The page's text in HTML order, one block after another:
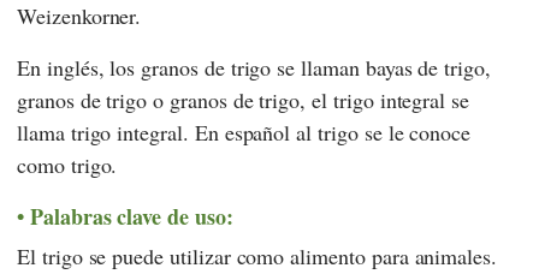
Weizenkorner.
En inglés, los granos de trigo se llaman bayas de trigo,
granos de trigo o granos de trigo, el trigo integral se
llama trigo integral. En español al trigo se le conoce
como trigo.
Palabras clave de uso:
El trigo se puede utilizar como alimento para animales.